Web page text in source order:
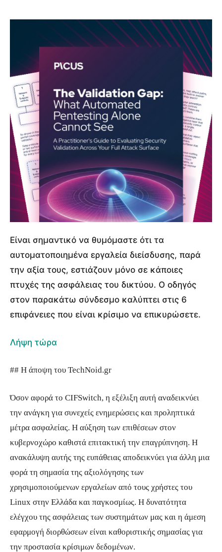
Είναι σημαντικό να θυμόμαστε ότι τα
αυτοματοποιημένα εργαλεία διείσδυσης, παρά
την αξία τους, εστιάζουν μόνο σε κάποιες
πτυχές της ασφάλειας του δικτύου. Ο οδηγός
στον παρακάτω σύνδεσμο καλύπτει στις 6
επιφάνειες που είναι κρίσιμο να επικυρώσετε.
Λήψη τώρα
## Η άποψη του TechNoid.gr
Όσον αφορά το CIFSwitch, η εξέλιξη αυτή αναδεικνύει
την ανάγκη για συνεχείς ενημερώσεις και προληπτικά
μέτρα ασφαλείας. Η αύξηση των επιθέσεων στον
κυβερνοχώρο καθιστά επιτακτική την επαγρύπνηση. Η
ανακάλυψη αυτής της ευπάθειας αποδεικνύει για άλλη μια
φορά τη σημασία της αξιολόγησης των
χρησιμοποιούμενων εργαλείων από τους χρήστες του
Linux στην Ελλάδα και παγκοσμίως. Η δυνατότητα
ελέγχου της ασφάλειας των συστημάτων μας και η άμεση
εφαρμογή διορθώσεων είναι καθοριστικής σημασίας για
την προστασία κρίσιμων δεδομένων.